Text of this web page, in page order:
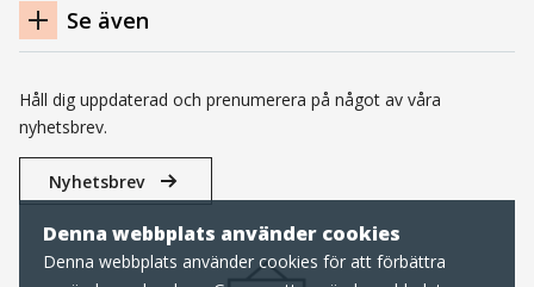
Denna webbplats använder cookies
Denna webbplats använder cookies för att förbättra
Se även
Håll dig uppdaterad och prenumerera på något av våra
nyhetsbrev.
Nyhetsbrev